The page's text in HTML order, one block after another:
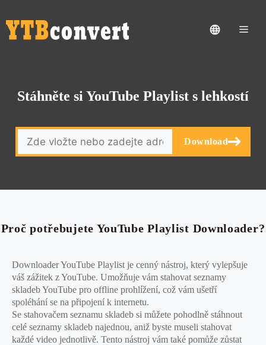
Stáhněte si YouTube Playlist s lehkostí
Download
Proč potřebujete YouTube Playlist Downloader?
Downloader YouTube Playlist je cenný nástroj, který vylepšuje
váš zážitek z YouTube. Umožňuje vám stahovat seznamy
skladeb YouTube pro offline prohlížení, což vám ušetří
spoléhání se na připojení k internetu.
Se stahovačem seznamu skladeb si můžete pohodlně stáhnout
celé seznamy skladeb najednou, aniž byste museli stahovat
každé video jednotlivě. Tento nástroj vám také pomůže zůstat